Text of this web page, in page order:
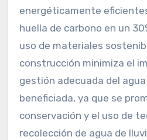
energéticamente
huella de carbono en un
uso de materiales
construcción minimiza el
gestión adecuada del
beneficiada, ya que se
conservación y el uso de
recolección de agua de